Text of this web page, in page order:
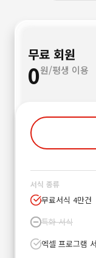
무료 회원
0원/평생 이용
서식 종류
무료서식 4만건
특화 서식
엑셀 프로그램